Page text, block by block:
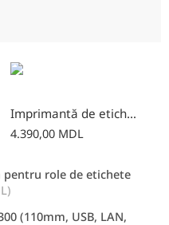
Imprimantă de etichete HT300 (110mm, USB, LAN, RS232)
4.390,00 MDL
role de etichete
)
(110mm, USB, LAN,